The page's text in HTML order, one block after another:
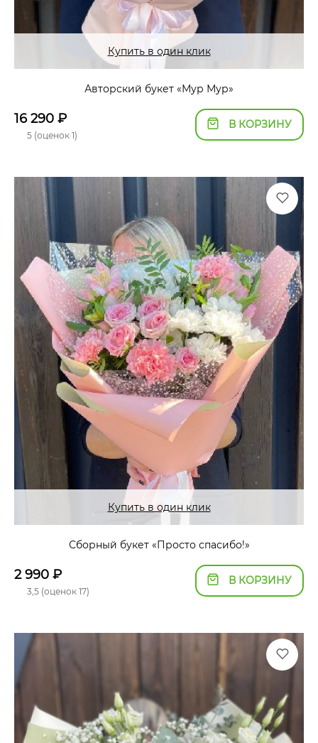
Купить в один клик
Авторский букет «Мур Мур»
16 290 ₽
5 (оценок 1)
В КОРЗИНУ
Купить в один клик
Сборный букет «Просто спасибо!»
2 990 ₽
3,5 (оценок 17)
В КОРЗИНУ